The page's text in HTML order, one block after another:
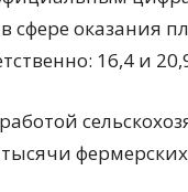
сфере оказания
16,4 и